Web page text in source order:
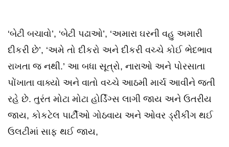
‘બેટી બચાવો’, ‘બેટી પઢાઓ’, ‘અમારા ઘરની વહુ અમારી
દીકરી છે’, ‘અમે તો દીકરો અને દીકરી વચ્ચે કોઈ ભેદભાવ
રાખતા જ નથી.’ આ બધા સૂત્રો, નારાઓ અને પોરસાતા
પોંખાતા વાક્યો અને વાતો વચ્ચે આઠમી માર્ચ આવીને જતી
રહે છે. તુરંત મોટા મોટા હોર્ડિંગ્સ લાગી જાય અને ઉતરીય
જાય, કોકટેલ પાર્ટીઓ ગોઠવાય અને ઓવર ડ્રીંકીંગ થઈ
ઉલટીમાં સાફ થઈ જાય,